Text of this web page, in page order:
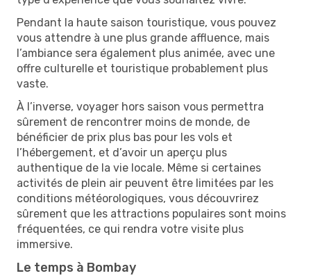
Pendant la haute saison touristique, vous pouvez
vous attendre à une plus grande affluence, mais
l’ambiance sera également plus animée, avec une
offre culturelle et touristique probablement plus
vaste.
À l’inverse, voyager hors saison vous permettra
sûrement de rencontrer moins de monde, de
bénéficier de prix plus bas pour les vols et
l’hébergement, et d’avoir un aperçu plus
authentique de la vie locale. Même si certaines
activités de plein air peuvent être limitées par les
conditions météorologiques, vous découvrirez
sûrement que les attractions populaires sont moins
fréquentées, ce qui rendra votre visite plus
immersive.
Le temps à Bombay